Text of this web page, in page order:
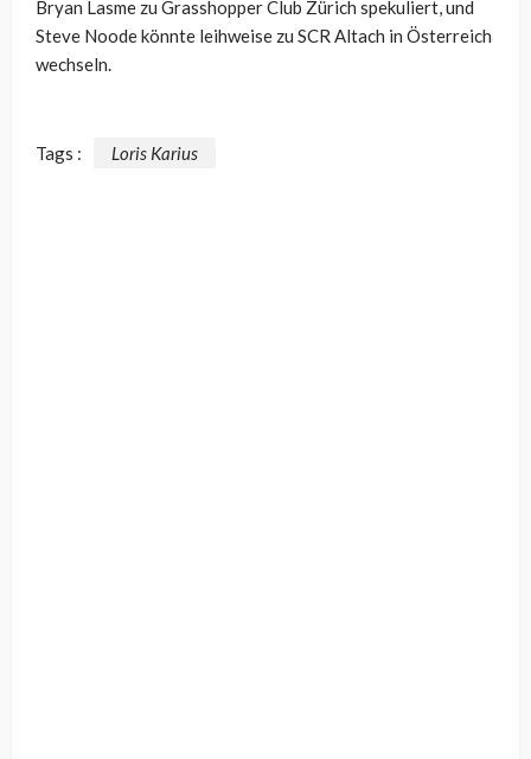
Bryan Lasme zu Grasshopper Club Zürich spekuliert, und
Steve Noode könnte leihweise zu SCR Altach in Österreich
wechseln.
Tags : Loris Karius